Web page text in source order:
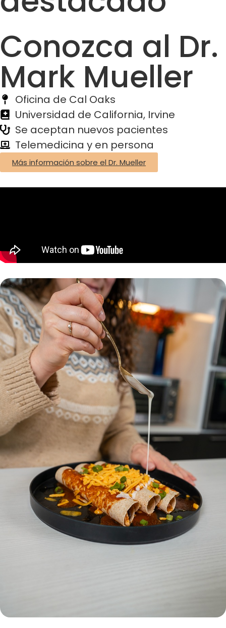
Conozca al Dr.
Mark Mueller
Oficina de Cal Oaks
Universidad de California, Irvine
Se aceptan nuevos pacientes
Telemedicina y en persona
Más información sobre el Dr. Mueller